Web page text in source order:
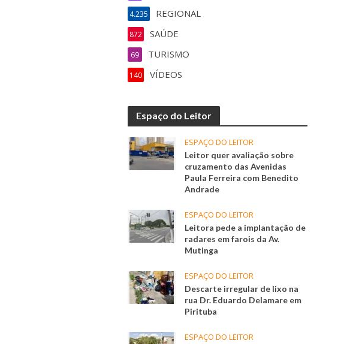
REGIONAL
4.235
SAÚDE
872
TURISMO
69
VÍDEOS
140
Espaço do Leitor
ESPAÇO DO LEITOR
Leitor quer avaliação sobre
cruzamento das Avenidas
Paula Ferreira com Benedito
Andrade
ESPAÇO DO LEITOR
Leitora pede a implantação de
radares em farois da Av.
Mutinga
ESPAÇO DO LEITOR
Descarte irregular de lixo na
rua Dr. Eduardo Delamare em
Pirituba
ESPAÇO DO LEITOR